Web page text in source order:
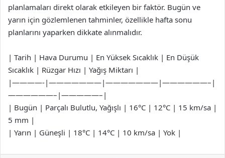
planlamaları direkt olarak etkileyen bir faktör. Bugün ve
yarın için gözlemlenen tahminler, özellikle hafta sonu
planlarını yaparken dikkate alınmalıdır.
| Tarih | Hava Durumu | En Yüksek Sıcaklık | En Düşük
Sıcaklık | Rüzgar Hızı | Yağış Miktarı |
|————-|———————|———————|——————–|
——————–|—————–|
| Bugün | Parçalı Bulutlu, Yağışlı | 16°C | 12°C | 15 km/sa |
5 mm |
| Yarın | Güneşli | 18°C | 14°C | 10 km/sa | Yok |